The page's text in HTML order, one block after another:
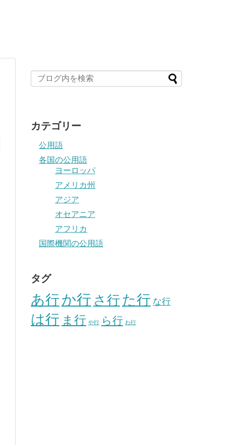
カテゴリー
公用語
各国の公用語
ヨーロッパ
アメリカ州
アジア
オセアニア
アフリカ
国際機関の公用語
タグ
あ行か行 さ行た行 な行
は行 ま行 や行 ら行 わ行